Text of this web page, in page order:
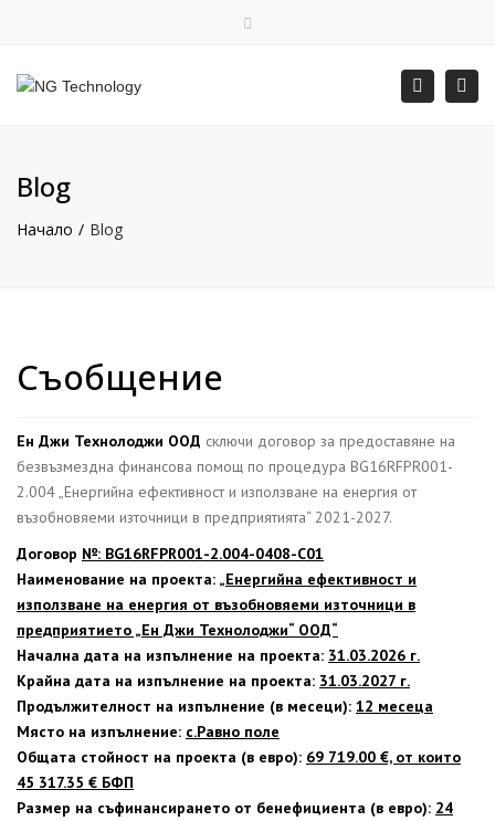
Пон – Пет: 8:00 – 16:30
+359 88 400 5578 Търсене
Blog
Начало Blog
Съобщение
Ен Джи Технолоджи ООД сключи договор за предоставяне на
безвъзмездна финансова помощ по процедура BG16RFPR001-
2.004 „Енергийна ефективност и използване на енергия от
възобновяеми източници в предприятията“ 2021-2027.
Договор №: BG16RFPR001-2.004-0408-C01
Наименование на проекта: „Енергийна ефективност и
използване на енергия от възобновяеми източници в
предприятието „Ен Джи Технолоджи“ ООД“
Начална дата на изпълнение на проекта: 31.03.2026 г.
Крайна дата на изпълнение на проекта: 31.03.2027 г.
Продължителност на изпълнение (в месеци): 12 месеца
Място на изпълнение: с.Равно поле
Общата стойност на проекта (в евро): 69 719.00 €, от които
45 317.35 € БФП
Размер на съфинансирането от бенефициента (в евро): 24